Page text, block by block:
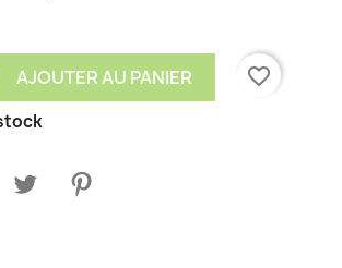
AJOUTER AU PANIER
favorite_border